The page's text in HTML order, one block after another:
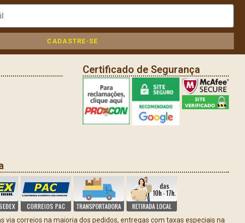
CADASTRE-SE
Certificado de Segurança
via correios na maioria dos pedidos, entregas com taxas especiais na